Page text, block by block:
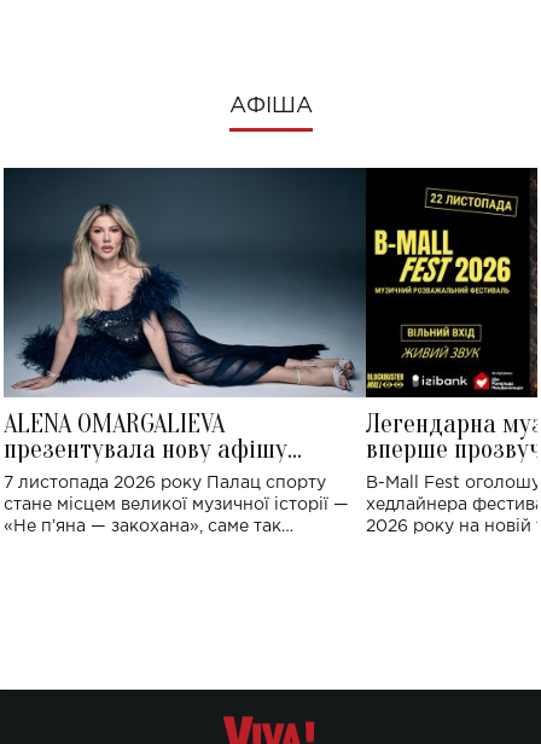
АФІША
ALENA OMARGALIEVA
презентувала нову афішу
великого концерту в Палаці
спорту
7 листопада 2026 року Палац спорту
стане місцем великої музичної історії —
«Не пʼяна — закохана», саме так
Легендарна
вперше
Україні: де
B-Mall Fest
хедлайнера
2026 року на новій